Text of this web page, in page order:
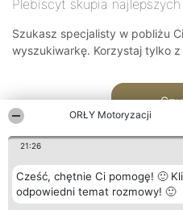
ORŁY Motoryzacji
21:26
Cześć, chętnie Ci pomogę! 🙂
odpowiedni temat rozmowy! 🙂
Plebiscyt skupia
Szukasz specjalisty w pobliżu
wyszukiwarkę. Korzystaj tylko z